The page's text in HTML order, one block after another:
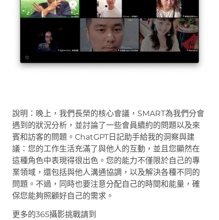
說明：晚上，我們長榮的核心會議，SMART為我們分會
遇到的狀況分析，並討論了一些會員續約的問題以及來
賓和訪客的問題。ChatGPT日記助手給我的洞察與建
議：您的工作生活充滿了與他人的互動，並且您顯然在
這種角色中表現得很出色。您的能力不僅限於自己的專
業領域，還包括與他人溝通協調，以及解決各種不同的
問題。不過，同時也要注意分配自己的時間和能量，確
保您能夠照顧好自己的需求。
更多的365攝影挑戰請到